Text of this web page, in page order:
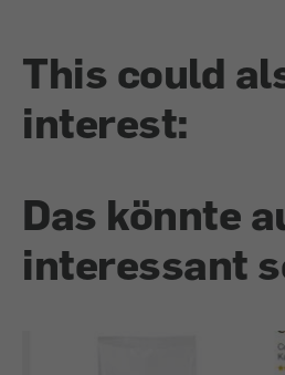
This could
interest:
Das könnte
interessant